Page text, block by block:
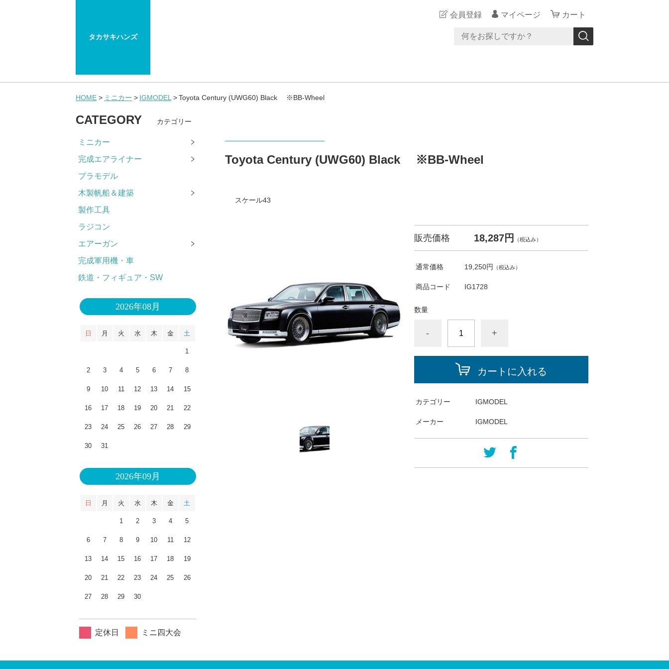
タカサキハンズ
会員登録 マイページ カート
HOME ミニカー IGMODEL Toyota Century (UWG60) Black ※BB-Wheel
Toyota Century (UWG60) Black ※BB-Wheel
スケール43
販売価格 18,287円 （税込み）
通常価格 19,250円 （税込み）
商品コード IG1728
数量
- +
カートに入れる
カテゴリー IGMODEL
メーカー IGMODEL
CATEGORY カテゴリー
ミニカー
完成エアライナー
プラモデル
木製帆船＆建築
製作工具
ラジコン
エアーガン
完成軍用機・車
鉄道・フィギュア・SW
2026年08月
日 月 火 水 木 金 土
1
2 3 4 5 6 7 8
9 10 11 12 13 14 15
16 17 18 19 20 21 22
23 24 25 26 27 28 29
30 31
2026年09月
日 月 火 水 木 金 土
1 2 3 4 5
6 7 8 9 10 11 12
13 14 15 16 17 18 19
20 21 22 23 24 25 26
27 28 29 30
定休日 ミニ四大会